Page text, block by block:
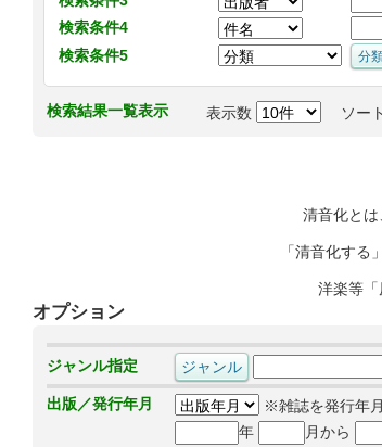
検索条件4
検索条件5
検索結果一覧表示 表示数 ソー
清音化と
「清音化す
洋楽等「
オプション
ジャンル指定
出版／発行年月
※雑誌を発行年
年
月から